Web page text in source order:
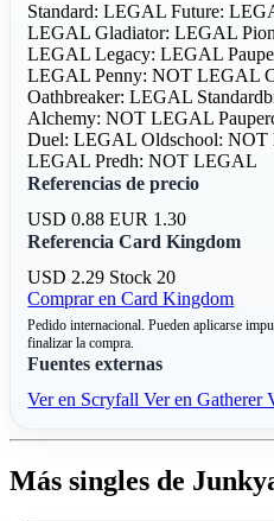
Standard: LEGALFuture:
LEGALGladiator: LEGAL
LEGALLegacy: LEGAL
LEGALPenny: NOT LEGAL
Oathbreaker: LEGAL
Alchemy: NOT LEGAL
Duel: LEGALOldschool:
LEGALPredh: NOT LEGAL
Referencias de precio
USD 0.88EUR 1.30
Referencia Card Kingdom
USD 2.29 Stock 20
Comprar en Card Kingdom
Pedido internacional. Pueden aplicarse
finalizar la compra.
Fuentes externas
Ver en ScryfallVer en Gatherer
Más singles de